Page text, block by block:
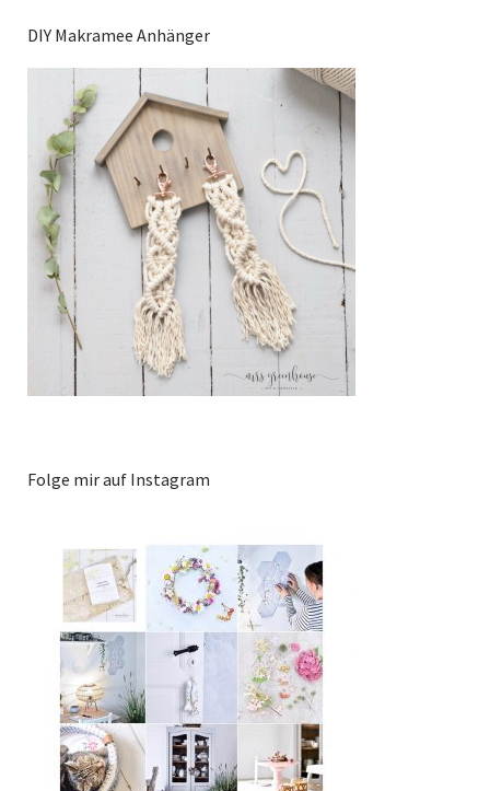
DIY Makramee Anhänger
Folge mir auf Instagram